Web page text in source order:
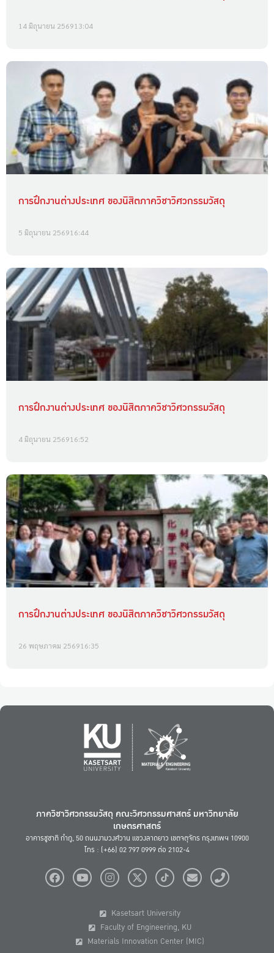
14 มิถุนายน 256913:04
การฝึกงานต่างประเทศ ของนิสิตภาควิชาวิศวกรรมวัสดุ
5 มิถุนายน 256916:44
การฝึกงานต่างประเทศ ของนิสิตภาควิชาวิศวกรรมวัสดุ
4 มิถุนายน 256916:52
การฝึกงานต่างประเทศ ของนิสิตภาควิชาวิศวกรรมวัสดุ
26 พฤษภาคม 256916:35
ภาควิชาวิศวกรรมวัสดุ คณะวิศวกรรมศาสตร์ มหาวิทยาลัย
เกษตรศาสตร์
อาคารชูชาติ กำภู, 50 ถนนงามวงศ์วาน แขวงลาดยาว เขตจตุจักร กรุงเทพฯ 10900
โทร : (+66) 02 797 0999 ต่อ 2102-4
Kasetsart University
Faculty of Engineering, KU
Materials Innovation Center (MIC)